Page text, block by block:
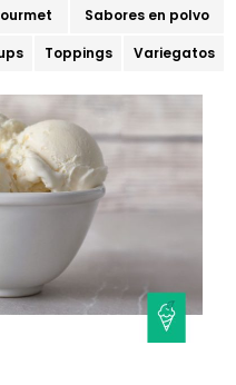
Sabores en polvo
Toppings Variegatos